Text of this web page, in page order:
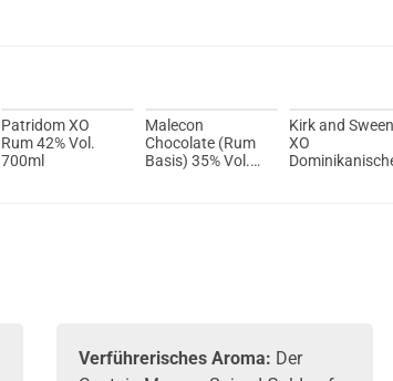
Patridom XO
Rum 42% Vol.
700ml
Malecon
Chocolate (Rum
Basis) 35% Vol.
Kirk and
XO
Verführerisches Aroma: Der